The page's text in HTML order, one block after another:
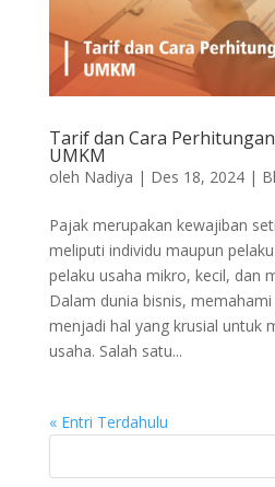
Tarif dan Cara Perhitungan
UMKM
oleh Nadiya | Des 18, 2024|
Pajak merupakan kewajiban
meliputi individu maupun
pelaku usaha mikro, kecil, dan
Dalam dunia bisnis,
menjadi hal yang krusial untuk
usaha. Salah satu...
« Entri Terdahulu